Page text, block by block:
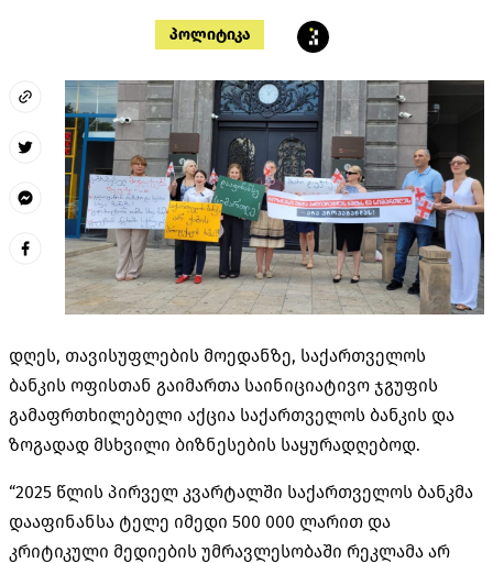
პოლიტიკა
დღეს, თავისუფლების მოედანზე, საქართველოს
ბანკის ოფისთან გაიმართა საინიციატივო ჯგუფის
გამაფრთხილებელი აქცია საქართველოს ბანკის და
ზოგადად მსხვილი ბიზნესების საყურადღებოდ.
“2025 წლის პირველ კვარტალში საქართველოს ბანკმა
დააფინანსა ტელე იმედი 500 000 ლარით და
კრიტიკული მედიების უმრავლესობაში რეკლამა არ